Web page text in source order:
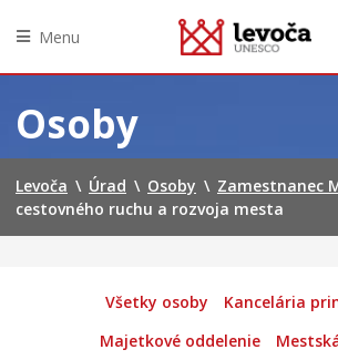
obsah
Menu
Osoby
Levoča \ Úrad \ Osoby \ Zamestnanec
cestovného ruchu a rozvoja mesta
Všetky osoby
Kancelária
Majetkové oddelenie